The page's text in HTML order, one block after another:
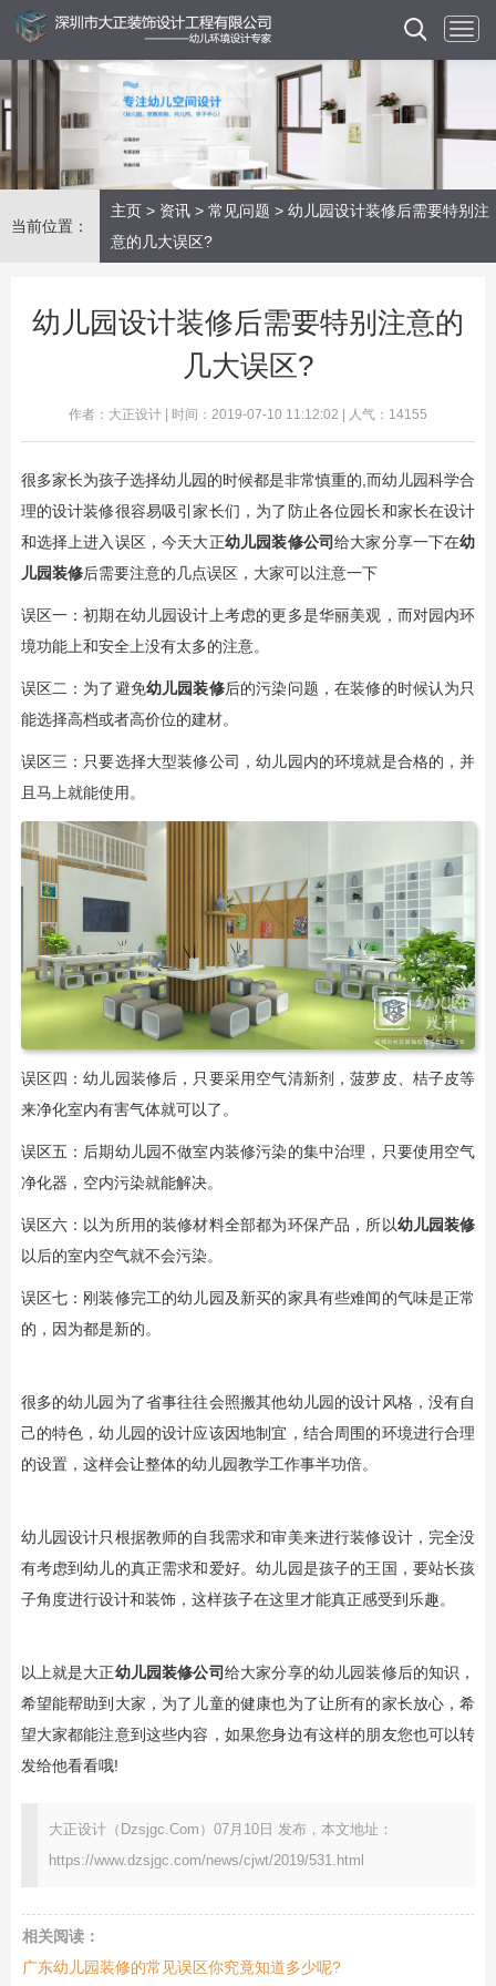
当前位置：
主页 > 资讯 > 常见问题 > 幼儿园设计装修后需要特别注
意的几大误区?
幼儿园设计装修后需要特别注意的
几大误区?
作者：大正设计 | 时间：2019-07-10 11:12:02 | 人气：14155
很多家长为孩子选择幼儿园的时候都是非常慎重的,而幼儿园科学合
理的设计装修很容易吸引家长们，为了防止各位园长和家长在设计
和选择上进入误区，今天大正幼儿园装修公司给大家分享一下在幼
儿园装修后需要注意的几点误区，大家可以注意一下
误区一：初期在幼儿园设计上考虑的更多是华丽美观，而对园内环
境功能上和安全上没有太多的注意。
误区二：为了避免幼儿园装修后的污染问题，在装修的时候认为只
能选择高档或者高价位的建材。
误区三：只要选择大型装修公司，幼儿园内的环境就是合格的，并
且马上就能使用。
误区四：幼儿园装修后，只要采用空气清新剂，菠萝皮、桔子皮等
来净化室内有害气体就可以了。
误区五：后期幼儿园不做室内装修污染的集中治理，只要使用空气
净化器，空内污染就能解决。
误区六：以为所用的装修材料全部都为环保产品，所以幼儿园装修
以后的室内空气就不会污染。
误区七：刚装修完工的幼儿园及新买的家具有些难闻的气味是正常
的，因为都是新的。
很多的幼儿园为了省事往往会照搬其他幼儿园的设计风格，没有自
己的特色，幼儿园的设计应该因地制宜，结合周围的环境进行合理
的设置，这样会让整体的幼儿园教学工作事半功倍。
幼儿园设计只根据教师的自我需求和审美来进行装修设计，完全没
有考虑到幼儿的真正需求和爱好。幼儿园是孩子的王国，要站长孩
子角度进行设计和装饰，这样孩子在这里才能真正感受到乐趣。
以上就是大正幼儿园装修公司给大家分享的幼儿园装修后的知识，
希望能帮助到大家，为了儿童的健康也为了让所有的家长放心，希
望大家都能注意到这些内容，如果您身边有这样的朋友您也可以转
发给他看看哦!
大正设计（Dzsjgc.Com）07月10日 发布，本文地址：
https://www.dzsjgc.com/news/cjwt/2019/531.html
相关阅读：
广东幼儿园装修的常见误区你究竟知道多少呢?